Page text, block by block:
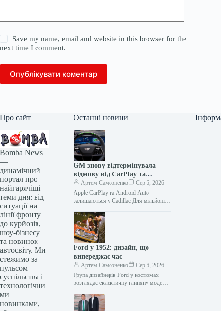
Save my name, email and website in this browser for the
next time I comment.
Опублікувати коментар
Про сайт
Bomba News
—
динамічний
портал про
найгарячіші
теми дня: від
ситуації на
лінії фронту
до курйозів,
шоу-бізнесу
та новинок
автосвіту. Ми
стежимо за
пульсом
суспільства і
технологічни
ми
новинками,
Останні новини
GM знову відтермінувала
відмову від CarPlay та
Android Auto
Артем Самсоненко
Сер 6, 2026
Apple CarPlay та Android Auto
залишаються у Cadillac Для мільйонів
Android Auto стали невід’ємною
частиною щоденного…
Ford у 1952: дизайн, що
випереджає час
Артем Самсоненко
Сер 6, 2026
Група дизайнерів Ford у костюмах
розглядає еклектичну глиняну модель
їхній студії. Машина часу 16…